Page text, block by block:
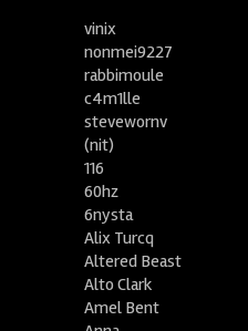
vinix
nonmei9227
rabbimoule
c4m1lle
stevewornv
(nit)
116
60hz
6nysta
Alix Turcq
Altered Beast
Alto Clark
Amel Bent